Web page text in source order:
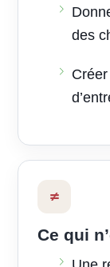
des
≠
Ce qui